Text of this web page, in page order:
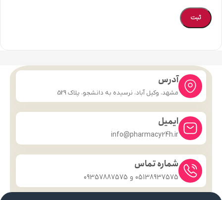
آدرس
مشهد، وکیل آباد، نرسیده به دانشجو، پلاک 529
ایمیل
info@pharmacy24h.ir
شماره تماس
05138937575 و 09357887575